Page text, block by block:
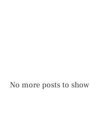
No more posts to show